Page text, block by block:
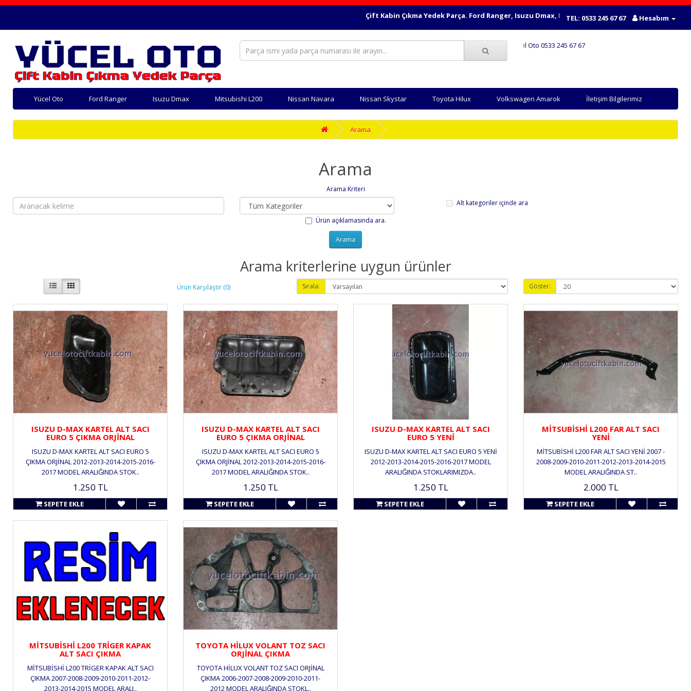
Çift Kabin Çıkma Yedek Parça. Ford Ranger, Isuzu Dmax, Mitsubishi L200, Nissan Navara, Nissan
TEL: 0533 245 67 67 Hesabım
Yücel Oto 0533 245 67 67
Yücel Oto Ford Ranger Isuzu Dmax Mitsubishi L200 Nissan Navara Nissan Skystar Toyota Hilux Volkswagen Amarok İletişim Bilgilerimiz
Arama
Arama
Arama Kriteri
Alt kategoriler içinde ara
Ürün açıklamasında ara.
Arama kriterlerine uygun ürünler
Ürün Karşılaştır (0) Sırala: Göster:
ISUZU D-MAX KARTEL ALT SACI
EURO 5 ÇIKMA ORJİNAL
ISUZU D-MAX KARTEL ALT SACI EURO 5
ÇIKMA ORJİNAL 2012-2013-2014-2015-2016-
2017 MODEL ARALIĞINDA STOK..
1.250 TL
SEPETE EKLE
ISUZU D-MAX KARTEL ALT SACI
EURO 5 ÇIKMA ORJİNAL
ISUZU D-MAX KARTEL ALT SACI EURO 5
ÇIKMA ORJİNAL 2012-2013-2014-2015-2016-
2017 MODEL ARALIĞINDA STOK..
1.250 TL
SEPETE EKLE
ISUZU D-MAX KARTEL ALT SACI
EURO 5 YENİ
ISUZU D-MAX KARTEL ALT SACI EURO 5 YENİ
2012-2013-2014-2015-2016-2017 MODEL
ARALIĞINDA STOKLARIMIZDA..
1.250 TL
SEPETE EKLE
MİTSUBİSHİ L200 FAR ALT SACI
YENİ
MİTSUBİSHİ L200 FAR ALT SACI YENİ 2007 -
2008-2009-2010-2011-2012-2013-2014-2015
MODEL ARALIĞINDA ST..
2.000 TL
SEPETE EKLE
MİTSUBİSHİ L200 TRİGER KAPAK
ALT SACI ÇIKMA
MİTSUBİSHİ L200 TRİGER KAPAK ALT SACI
ÇIKMA 2007-2008-2009-2010-2011-2012-
2013-2014-2015 MODEL ARALI..
TOYOTA HİLUX VOLANT TOZ SACI
ORJİNAL ÇIKMA
TOYOTA HİLUX VOLANT TOZ SACI ORJİNAL
ÇIKMA 2006-2007-2008-2009-2010-2011-
2012 MODEL ARALIĞINDA STOKL..